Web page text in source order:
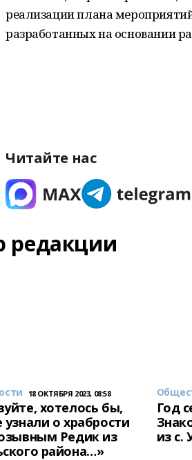
реализации плана
разработанных на основании
Читайте нас
редакции
18 ОКТЯБРЯ 2023, 08:58
хотелось бы,
узнали о храбрости
Редик из
района…»
Год
из с.